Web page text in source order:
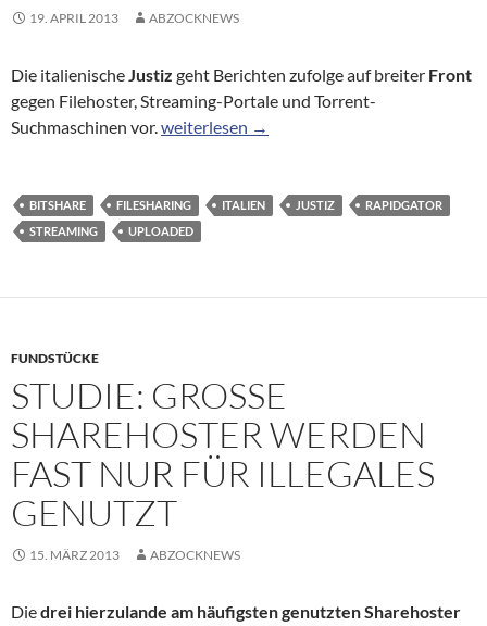
19. APRIL 2013 ABZOCKNEWS
Die italienischeJustiz geht Berichten zufolge auf breiter Front
gegen Filehoster, Streaming-Portale und Torrent-
Suchmaschinen vor.Italienische Justiz geht massiv gegen
weiterlesen →
BITSHARE FILESHARING ITALIEN JUSTIZ
RAPIDGATOR
STREAMING
UPLOADED
FUNDSTÜCKE
STUDIE: GROSSE S
HAREHOSTER WERDEN F
AST NUR FÜR ILLEGALES G
ENUTZT
15. MÄRZ 2013 ABZOCKNEWS
Diedrei hierzulande am häufigsten genutztenSharehoster